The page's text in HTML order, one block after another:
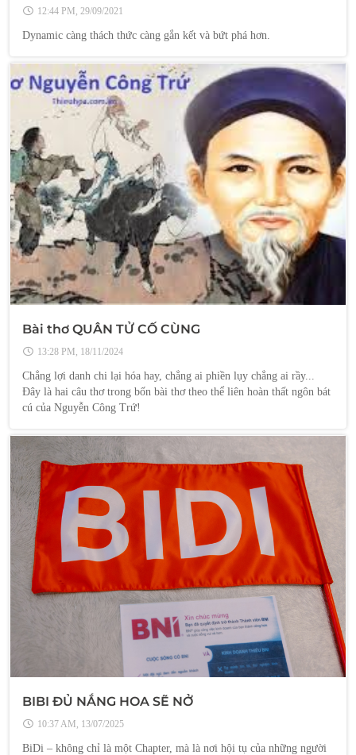
12:44 PM, 29/09/2021
Dynamic càng thách thức càng gắn kết và bứt phá hơn.
Bài thơ QUÂN TỬ CỐ CÙNG
13:28 PM, 18/11/2024
Chẳng lợi danh chi lại hóa hay, chẳng ai phiền lụy chẳng ai rầy...
Đây là hai câu thơ trong bốn bài thơ theo thể liên hoàn thất ngôn bát
cú của Nguyễn Công Trứ!
BIBI ĐỦ NẮNG HOA SẼ NỞ
10:37 AM, 13/07/2025
BiDi – không chỉ là một Chapter, mà là nơi hội tụ của những người